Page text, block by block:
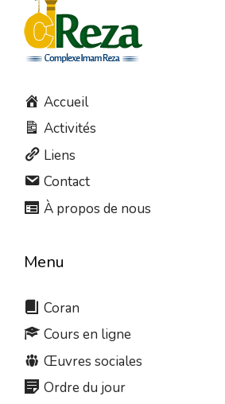
Accueil
Activités
Liens
Contact
À propos de nous
Menu
Coran
Cours en ligne
Œuvres sociales
Ordre du jour